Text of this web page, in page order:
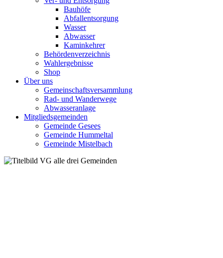
Bauhöfe
Abfallentsorgung
Wasser
Abwasser
Kaminkehrer
Behördenverzeichnis
Wahlergebnisse
Shop
Über uns
Gemeinschaftsversammlung
Rad- und Wanderwege
Abwasseranlage
Mitgliedsgemeinden
Gemeinde Gesees
Gemeinde Hummeltal
Gemeinde Mistelbach